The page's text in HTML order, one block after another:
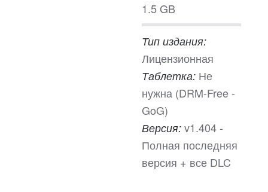
1.5 GB
Тип издания:
Лицензионная
Таблетка: Не
нужна (DRM-Free -
GoG)
Версия: v1.404 -
Полная последняя
версия + все DLC